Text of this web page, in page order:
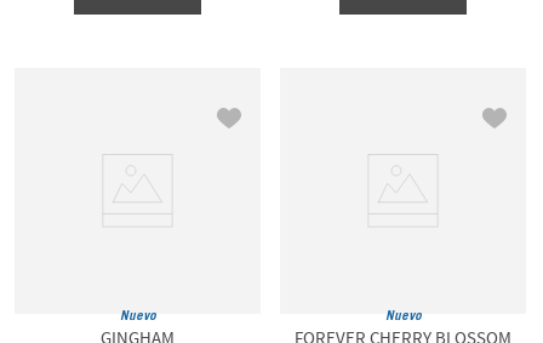
Nuevo
GINGHAM
Nuevo
FOREVER CHERRY BLOSSOM